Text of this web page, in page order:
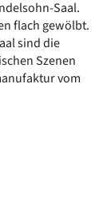
Saal.
flach gewölbt.
sind die
Szenen
vom